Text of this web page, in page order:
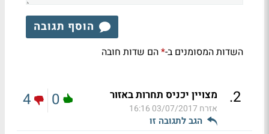
הוסף תגובה
השדות המסומנים ב-*הם שדות חובה
2
. מצויין יכניס תחרות באזור
אזרח 03/07/2017 16:16
הגב לתגובה זו
0
4